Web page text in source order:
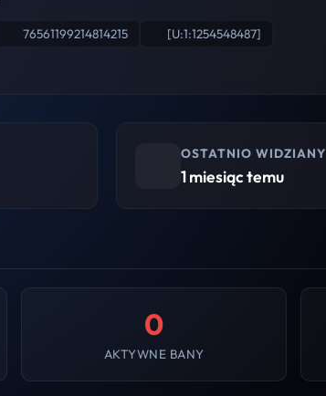
76561199214814215 [U:1:1254548487]
OSTATNIO WIDZIANY
1 miesiąc temu
0
AKTYWNE BANY